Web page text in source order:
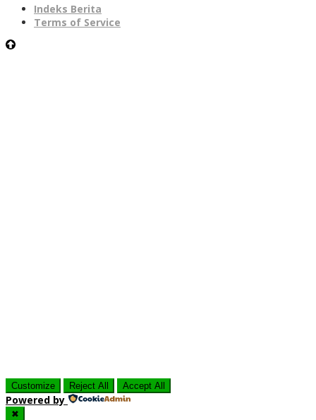
Indeks Berita
Terms of Service
Customize Reject All Accept All
Powered by
✖